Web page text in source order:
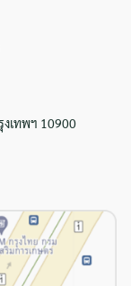
เทพฯ 10900